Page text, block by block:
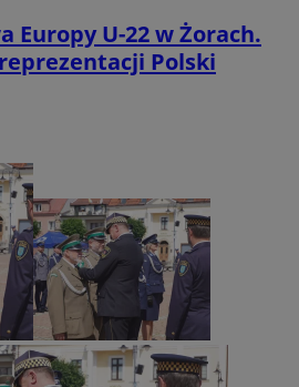
Europy U-22 w Żorach.
Polski